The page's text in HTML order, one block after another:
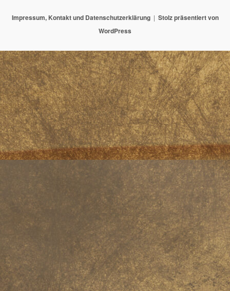
Impressum, Kontakt und Datenschutzerklärung
Stolz präsentiert von
WordPress